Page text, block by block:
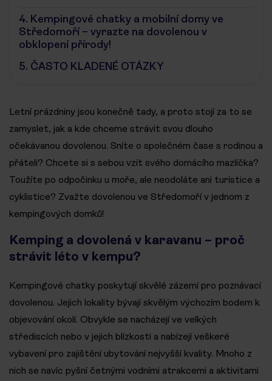
4. Kempingové chatky a mobilní domy ve
Středomoří – vyrazte na dovolenou v
obklopení přírody!
5. ČASTO KLADENÉ OTÁZKY
Letní prázdniny jsou konečně tady, a proto stojí za to se
zamyslet, jak a kde chceme strávit svou dlouho
očekávanou dovolenou. Sníte o společném čase s rodinou a
přáteli? Chcete si s sebou vzít svého domácího mazlíčka?
Toužíte po odpočinku u moře, ale neodoláte ani turistice a
cyklistice? Zvažte dovolenou ve Středomoří v jednom z
kempingových domků!
Kemping a dovolená v karavanu – proč
strávit léto v kempu?
Kempingové chatky poskytují skvělé zázemí pro poznávací
dovolenou. Jejich lokality bývají skvělým výchozím bodem k
objevování okolí. Obvykle se nacházejí ve velkých
střediscích nebo v jejich blízkosti a nabízejí veškeré
vybavení pro zajištění ubytování nejvyšší kvality. Mnoho z
nich se navíc pyšní četnými vodními atrakcemi a aktivitami